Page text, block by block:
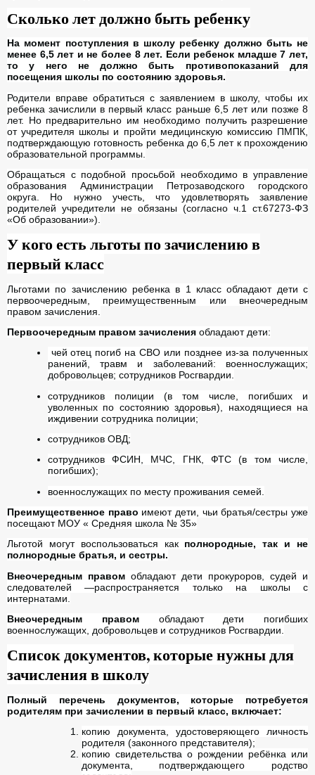
Сколько лет должно быть ребенку
На момент поступления в школу ребенку должно быть не
менее 6,5 лет и не более 8 лет. Если ребенок младше 7 лет,
то у него не должно быть противопоказаний для
посещения школы по состоянию здоровья.
Родители вправе обратиться с заявлением в школу, чтобы их
ребенка зачислили в первый класс раньше 6,5 лет или позже 8
лет. Но предварительно им необходимо получить разрешение
от учредителя школы и пройти медицинскую комиссию ПМПК,
подтверждающую готовность ребенка до 6,5 лет к прохождению
образовательной программы.
Обращаться с подобной просьбой необходимо в управление
образования Администрации Петрозаводского городского
округа. Но нужно учесть, что удовлетворять заявление
родителей учредители не обязаны (согласно ч.1 ст.67273-ФЗ
«Об образовании»).
У кого есть льготы по зачислению в
первый класс
Льготами по зачислению ребенка в 1 класс обладают дети с
первоочередным, преимущественным или внеочередным
правом зачисления.
Первоочередным правом зачисления обладают дети:
чей отец погиб на СВО или позднее из-за полученных
ранений, травм и заболеваний: военнослужащих;
добровольцев; сотрудников Росгвардии.
сотрудников полиции (в том числе, погибших и
уволенных по состоянию здоровья), находящиеся на
иждивении сотрудника полиции;
сотрудников ОВД;
сотрудников ФСИН, МЧС, ГНК, ФТС (в том числе,
погибших);
военнослужащих по месту проживания семей.
Преимущественное право имеют дети, чьи братья/сестры уже
посещают МОУ « Средняя школа № 35»
Льготой могут воспользоваться как полнородные, так и не
полнородные братья, и сестры.
Внеочередным правом обладают дети прокуроров, судей и
следователей —распространяется только на школы с
интернатами.
Внеочередным правом обладают дети погибших
военнослужащих, добровольцев и сотрудников Росгвардии.
Список документов, которые нужны для
зачисления в школу
Полный перечень документов, которые потребуется
родителям при зачислении в первый класс, включает:
копию документа, удостоверяющего личность
родителя (законного представителя);
копию свидетельства о рождении ребёнка или
документа, подтверждающего родство